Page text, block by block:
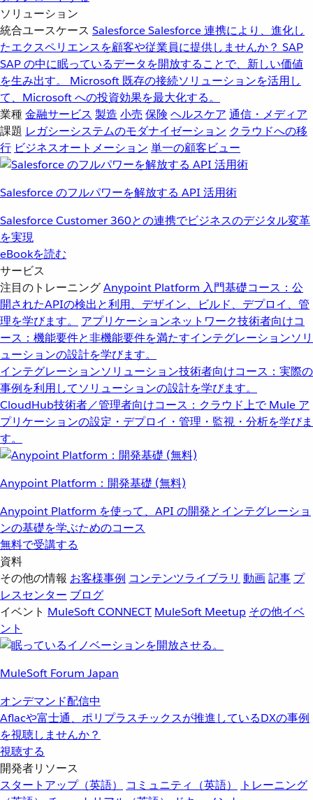
ソリューション
統合ユースケース SalesforceSalesforce 連携により、進化し
たエクスペリエンスを顧客や従業員に提供しませんか？ SAP
SAP の中に眠っているデータを開放することで、新しい価値
を生み出す。
Microsoft 既存の接続ソリューションを活用し
て、Microsoft への投資効果を最大化する。
業種金融サービス 製造 小売 保険 ヘルスケア 通信・メディア
課題 レガシーシステムのモダナイゼーション クラウドへの移
行 ビジネスオートメーション 単一の顧客ビュー
Salesforce のフルパワーを解放する API 活用術
Salesforce Customer 360との連携でビジネスのデジタル変革
を実現
eBookを読む
サービス
注目のトレーニングAnypoint Platform 入門基礎コース：公
開されたAPIの検出と利用、デザイン、ビルド、デプロイ、管
理を学びます。
アプリケーションネットワーク技術者向けコ
ース：機能要件と非機能要件を満たすインテグレーションソリ
ューションの設計を学びます。
インテグレーションソリューション技術者向けコース：実際の
事例を利用してソリューションの設計を学びます。
CloudHub技術者／管理者向けコース：クラウド上で Mule ア
プリケーションの設定・デプロイ・管理・監視・分析を学びま
す。
Anypoint Platform：開発基礎 (無料)
Anypoint Platform を使って、API の開発とインテグレーショ
ンの基礎を学ぶためのコース
無料で受講する
資料
その他の情報 お客様事例 コンテンツライブラリ 動画記事 プ
レスセンター ブログ
イベント MuleSoft CONNECT MuleSoft Meetup その他イベ
ント
MuleSoft Forum Japan
オンデマンド配信中
Aflacや富士通、ポリプラスチックスが推進しているDXの事例
を視聴しませんか？
視聴する
開発者リソース
スタートアップ（英語）
コミュニティ（英語）
トレーニング